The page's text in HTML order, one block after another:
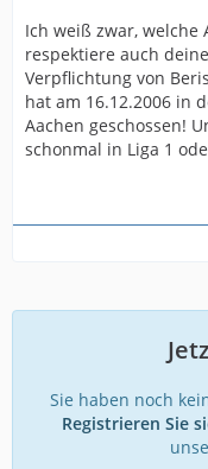
Ich weiß zwar,
respektiere auch
Verpflichtung von
hat am 16.12.2006 in
Aachen geschossen!
schonmal in Liga 1
Sie haben noch
Registrieren Sie